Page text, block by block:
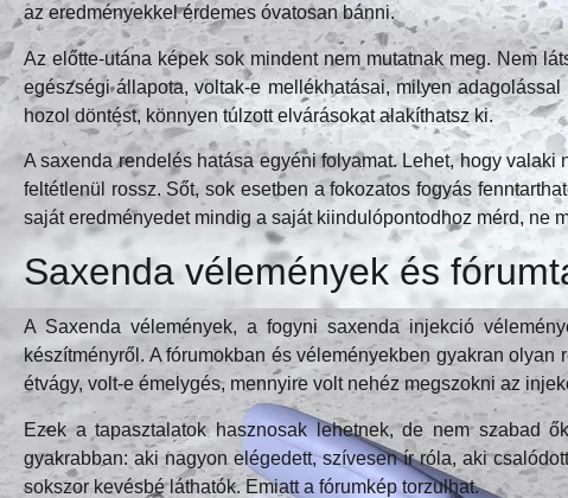
az eredményekkel érdemes óvatosan bánni.
Az előtte-utána képek sok mindent nem mutatnak meg. Nem
egészségi állapota, voltak-e mellékhatásai, milyen
hozol döntést, könnyen túlzott elvárásokat alakíthatsz ki.
A saxenda rendelés hatása egyéni folyamat. Lehet, hogy
feltétlenül rossz. Sőt, sok esetben a fokozatos fogyás
saját eredményedet mindig a saját kiindulópontodhoz mérd, ne
Saxenda vélemények és
A Saxenda vélemények, a fogyni saxenda injekció
készítményről. A fórumokban és véleményekben gyakran
étvágy, volt-e émelygés, mennyire volt nehéz megszokni az
Ezek a tapasztalatok hasznosak lehetnek, de nem szabad
gyakrabban: aki nagyon elégedett, szívesen ír róla, aki
sokszor kevésbé láthatók. Emiatt a fórumkép torzulhat.